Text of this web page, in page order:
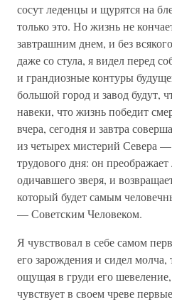
сосут леденцы и щурятся на
только это. Но жизнь не
завтрашним днем, и без
даже со стула, я видел перед
и грандиозные контуры
большой город и завод будут,
навеки, что жизнь победит
вчера, сегодня и завтра
из четырех мистерий Севера —
трудового дня: он преображает
одичавшего зверя, и
который будет самым
— Советским Человеком.
Я чувствовал в себе самом
его зарождения и сидел
ощущая в груди его
чувствует в своем чреве